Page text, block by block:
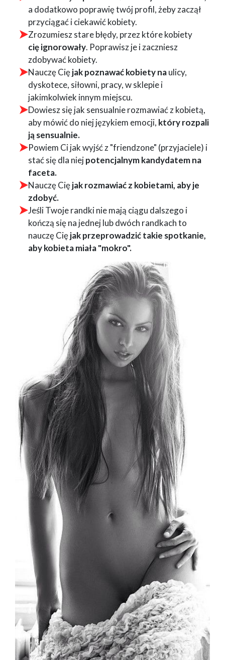
a dodatkowo poprawię twój profil, żeby zaczął
przyciągać i ciekawić kobiety.
Zrozumiesz stare błędy, przez które kobiety
cięignorowały. Poprawisz je i zaczniesz
zdobywać kobiety.
Nauczę Cięjak poznawać kobiety naulicy,
dyskotece, siłowni, pracy, w sklepie i
jakimkolwiek innym miejscu.
Dowiesz się jak sensualnie rozmawiać z kobietą,
aby mówić do niej językiem emocji, który rozpali
ją sensualnie.
Powiem Ci jak wyjść z "friendzone" (przyjaciele) i
stać się dla niejpotencjalnym kandydatem na
faceta.
Nauczę Cięjak rozmawiać z kobietami, aby je
zdobyć.
Jeśli Twoje randki nie mają ciągu dalszego i
kończą się na jednej lub dwóch randkach to
nauczę Cięjak przeprowadzić takie spotkanie,
aby kobieta miała "mokro".